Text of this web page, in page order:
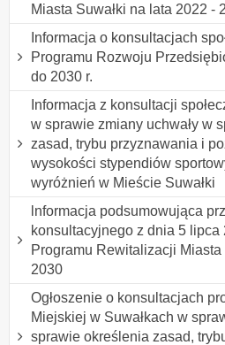
Miasta Suwałki na lata 2022 -
Informacja o konsultacjach
Programu Rozwoju
do 2030 r.
Informacja z konsultacji
w sprawie zmiany uchwały w
zasad, trybu przyznawania i
wysokości stypendiów
wyróżnień w Mieście Suwałki
lnformacja podsumowująca
konsultacyjnego z dnia 5 lipca
Programu Rewitalizacji Miasta
2030
Ogłoszenie o konsultacjach
Miejskiej w Suwałkach w
sprawie określenia zasad,